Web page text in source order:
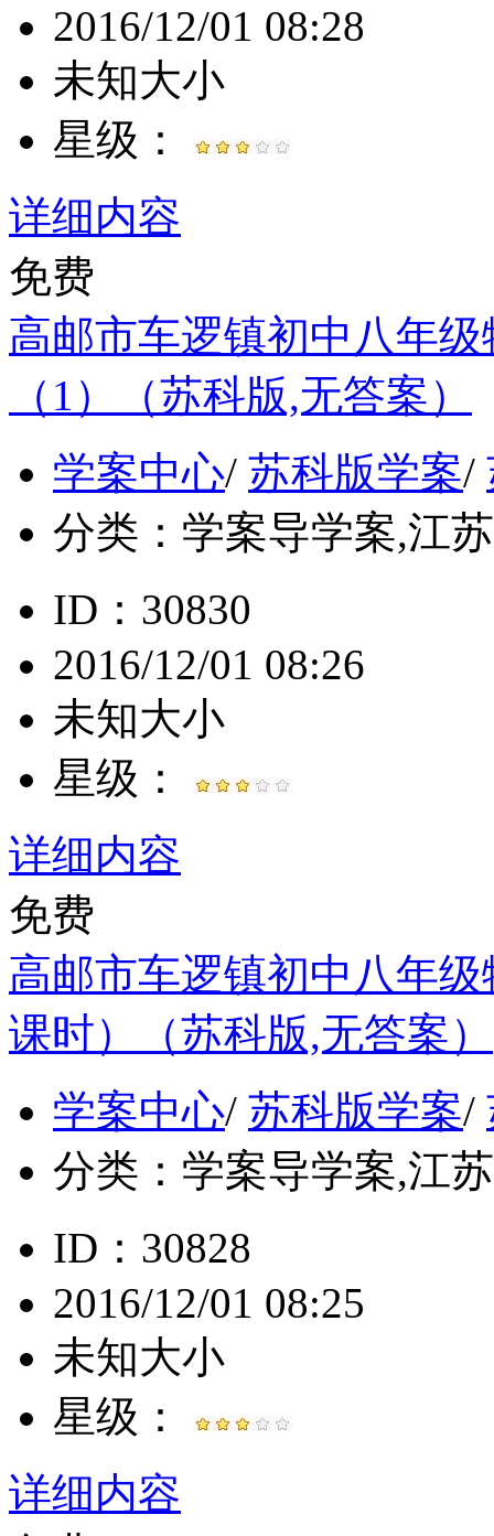
2016/12/01 08:28
未知大小
星级：
详细内容
免费
高邮市车逻镇初中八年
（1）（苏科版,无答案）
学案中心/ 苏科版学案/
分类： 学案导学案,江
ID：30830
2016/12/01 08:26
未知大小
星级：
详细内容
免费
高邮市车逻镇初中八年
课时）（苏科版,无答案）
学案中心/ 苏科版学案/
分类： 学案导学案,江
ID：30828
2016/12/01 08:25
未知大小
星级：
详细内容